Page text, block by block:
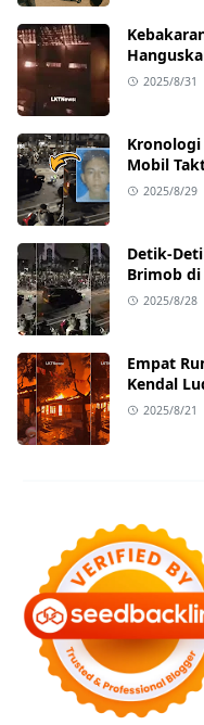
2025/8/31
Kronologi
Mobil
Ternyata
2025/8/29
Detik-
Brimob
2025/8/28
Empat
Kendal
2025/8/21